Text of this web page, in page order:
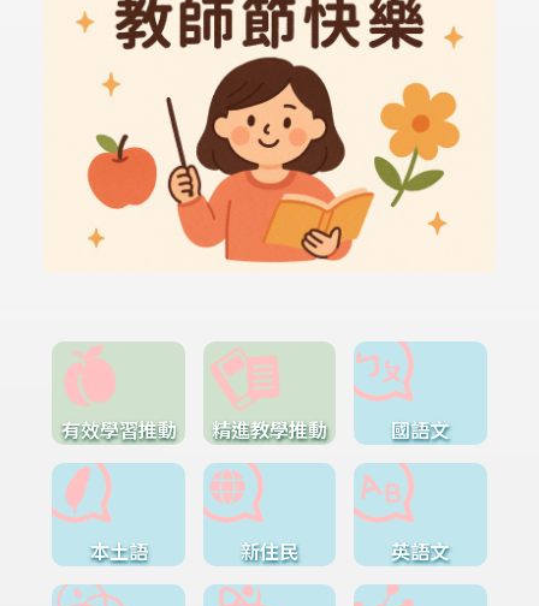
有效學習推動 精進教學推動 國語文
本土語 新住民 英語文